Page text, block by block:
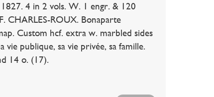
4 in 2 vols. W. 1 engr. & 120
CHARLES-ROUX. Bonaparte
Custom hcf. extra w. marbled sides
publique, sa vie privée, sa famille.
14 o. (17).